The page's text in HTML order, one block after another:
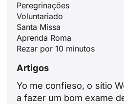
Peregrinações
Voluntariado
Santa Missa
Aprenda Roma
Rezar por 10 minutos
Artigos
Yo me confieso, o sítio
a fazer um bom exame